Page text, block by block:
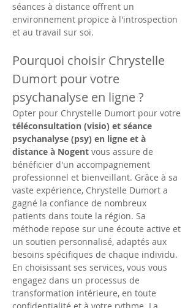
séances à distance offrent un
environnement propice à l'introspection
et au travail sur soi.
Pourquoi choisir Chrystelle
Dumort pour votre
psychanalyse en ligne ?
Opter pour Chrystelle Dumort pour votre
téléconsultation (visio) et séance
psychanalyse (psy) en ligne et à
distance à Nogent vous assure de
bénéficier d'un accompagnement
professionnel et bienveillant. Grâce à sa
vaste expérience, Chrystelle Dumort a
gagné la confiance de nombreux
patients dans toute la région. Sa
méthode repose sur une écoute active et
un soutien personnalisé, adaptés aux
besoins spécifiques de chaque individu.
En choisissant ses services, vous vous
engagez dans un processus de
transformation intérieure, en toute